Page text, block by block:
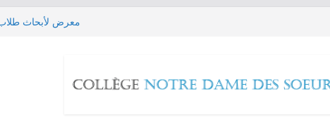
معرض لأبحاث طلاب
مسيرة صلاة بمناسبة